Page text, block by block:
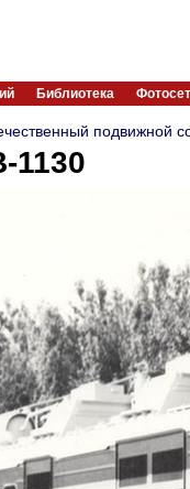
Библиотека
подвижной
1130